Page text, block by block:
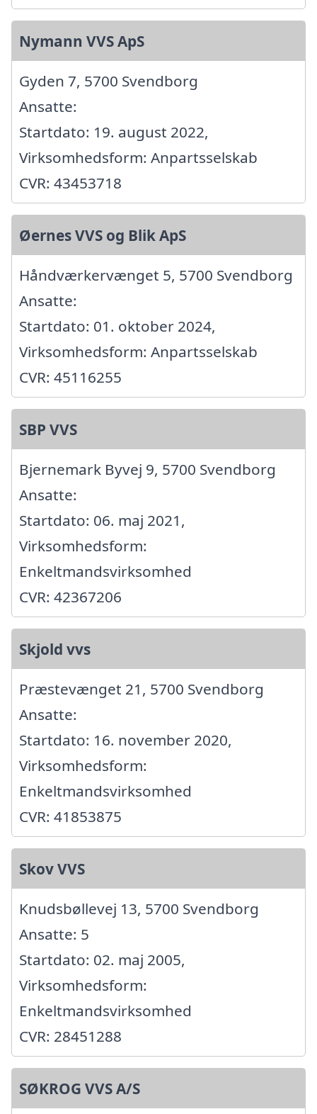
Nymann VVS ApS
Gyden 7, 5700 Svendborg
Ansatte:
Startdato: 19. august 2022,
Virksomhedsform: Anpartsselskab
CVR: 43453718
Øernes VVS og Blik ApS
Håndværkervænget 5, 5700 Svendborg
Ansatte:
Startdato: 01. oktober 2024,
Virksomhedsform: Anpartsselskab
CVR: 45116255
SBP VVS
Bjernemark Byvej 9, 5700 Svendborg
Ansatte:
Startdato: 06. maj 2021,
Virksomhedsform:
Enkeltmandsvirksomhed
CVR: 42367206
Skjold vvs
Præstevænget 21, 5700 Svendborg
Ansatte:
Startdato: 16. november 2020,
Virksomhedsform:
Enkeltmandsvirksomhed
CVR: 41853875
Skov VVS
Knudsbøllevej 13, 5700 Svendborg
Ansatte: 5
Startdato: 02. maj 2005,
Virksomhedsform:
Enkeltmandsvirksomhed
CVR: 28451288
SØKROG VVS A/S